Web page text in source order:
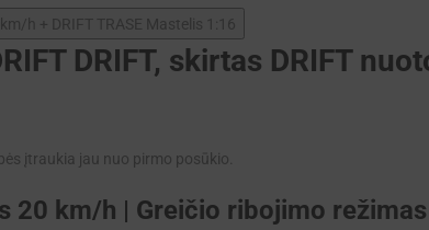
DRIFT, skirtas DRIFT
įtraukia jau nuo pirmo posūkio.
km/h | Greičio ribojimo